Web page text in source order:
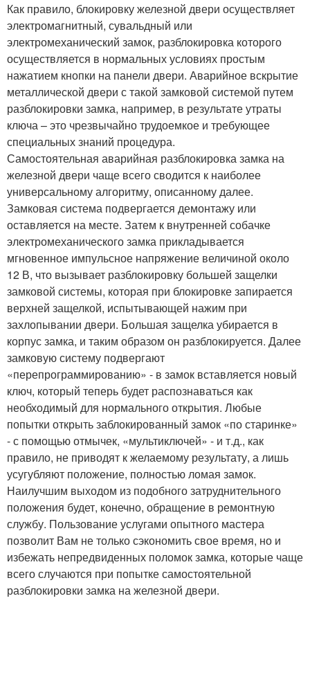
Как правило, блокировку железной двери осуществляет
электромагнитный, сувальдный или
электромеханический замок, разблокировка которого
осуществляется в нормальных условиях простым
нажатием кнопки на панели двери. Аварийное вскрытие
металлической двери с такой замковой системой путем
разблокировки замка, например, в результате утраты
ключа – это чрезвычайно трудоемкое и требующее
специальных знаний процедура.
Самостоятельная аварийная разблокировка замка на
железной двери чаще всего сводится к наиболее
универсальному алгоритму, описанному далее.
Замковая система подвергается демонтажу или
оставляется на месте. Затем к внутренней собачке
электромеханического замка прикладывается
мгновенное импульсное напряжение величиной около
12 В, что вызывает разблокировку большей защелки
замковой системы, которая при блокировке запирается
верхней защелкой, испытывающей нажим при
захлопывании двери. Большая защелка убирается в
корпус замка, и таким образом он разблокируется. Далее
замковую систему подвергают
«перепрограммированию» - в замок вставляется новый
ключ, который теперь будет распознаваться как
необходимый для нормального открытия. Любые
попытки открыть заблокированный замок «по старинке»
- с помощью отмычек, «мультиключей» - и т.д., как
правило, не приводят к желаемому результату, а лишь
усугубляют положение, полностью ломая замок.
Наилучшим выходом из подобного затруднительного
положения будет, конечно, обращение в ремонтную
службу. Пользование услугами опытного мастера
позволит Вам не только сэкономить свое время, но и
избежать непредвиденных поломок замка, которые чаще
всего случаются при попытке самостоятельной
разблокировки замка на железной двери.